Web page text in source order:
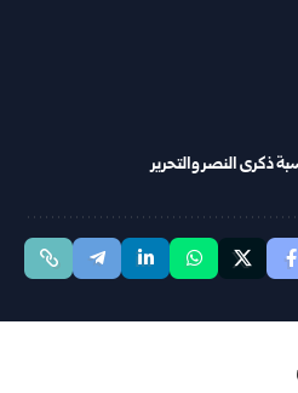
ذكرى النصر والتحرير